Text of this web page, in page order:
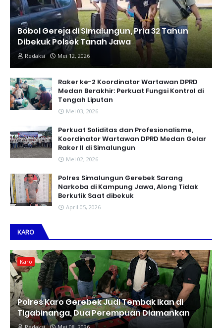
Bobol Gereja di Simalungun, Pria 32 Tahun
Dibekuk Polsek Tanah Jawa
Redaksi Mei 12, 2026
Raker ke-2 Koordinator Wartawan DPRD
Medan Berakhir: Perkuat Fungsi Kontrol di
Tengah Liputan
Mei 03, 2026
Perkuat Soliditas dan Profesionalisme,
Koordinator Wartawan DPRD Medan Gelar
Raker II di Simalungun
Mei 02, 2026
Polres Simalungun Gerebek Sarang
Narkoba di Kampung Jawa, Along Tidak
Berkutik Saat dibekuk
April 05, 2026
KARO
Karo
Polres Karo Gerebek Judi Tembak Ikan di
Tigabinanga, Dua Perempuan Diamankan